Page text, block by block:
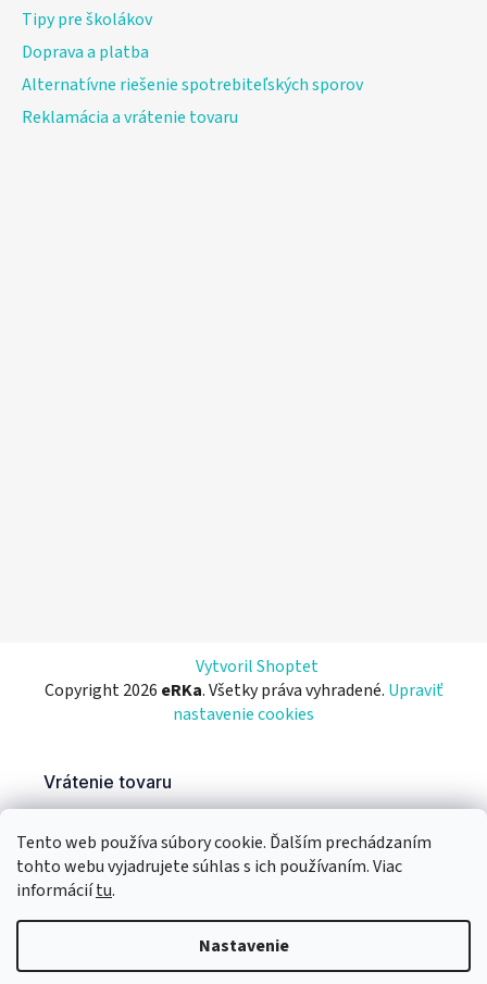
Tento web používa súbory cookie. Ďalším prechádzaním
tohto webu vyjadrujete súhlas s ich používaním. Viac
informáciítu.
Nastavenie
Tipy pre školákov
Doprava a platba
Alternatívne riešenie spotrebiteľských sporov
Reklamácia a vrátenie tovaru
Vytvoril Shoptet
Copyright 2026 eRKa. Všetky práva vyhradené. Upraviť
nastavenie cookies